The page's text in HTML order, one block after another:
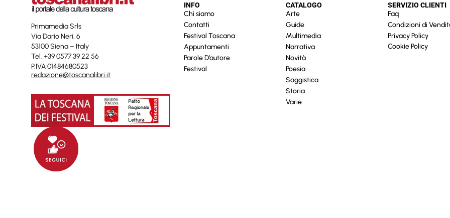
Primamedia Srls
Via Dario Neri, 6
53100 Siena – Italy
Tel. +39 0577 39 22 56
P.IVA 01484680523
redazione@toscanalibri.it
INFO
Chi siamo
Contatti
Festival Toscana
Appuntamenti
Parole D’autore
Festival
CATALOGO
Arte
Guide
Multimedia
Narrativa
Novità
Poesia
Saggistica
Storia
Varie
SERVIZIO CLIENTI
Faq
Condizioni di
Privacy Policy
Cookie Policy